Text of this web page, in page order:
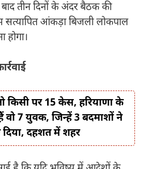
तीन दिनों के अंदर बैठक की
सत्यापित आंकड़ा बिजली लोकपाल
होगा।
किसी पर 15 केस, हरियाणा के
वो 7 युवक, जिन्हें 3 बदमाशों ने
दहशत में शहर